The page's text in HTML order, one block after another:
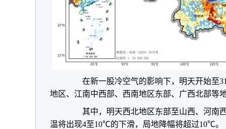
在新一股冷空气的影响下，明天开始至
地区、江南中西部、西南地区东部、广西北部
其中，明天西北地区东部至山西、河南
温将出现4至10℃的下滑，局地降幅将超过10℃。